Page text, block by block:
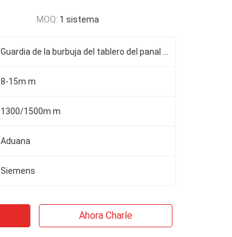
MOQ: 1 sistema
8-15m m
1300/1500m m
Aduana
Siemens
Ahora Charle